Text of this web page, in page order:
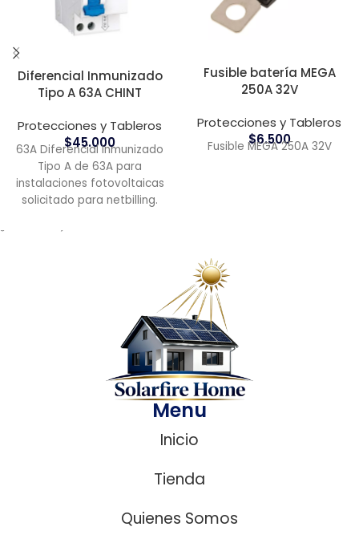
Diferencial Inmunizado
Tipo A 63A CHINT
Protecciones y Tableros
$45.000
63A Diferencial Inmunizado
Tipo A de 63A para
instalaciones fotovoltaicas
solicitado para netbilling.
Fusible batería MEGA
250A 32V
Protecciones y Tableros
$6.500
Fusible MEGA 250A 32V
Menu
Inicio
Tienda
Quienes Somos